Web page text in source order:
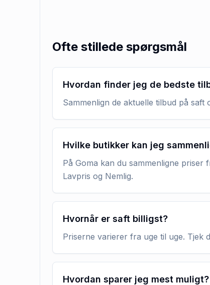
Ofte stillede spørgsmål
Hvordan finder jeg de bedste
Sammenlign de aktuelle tilbud på
Hvilke butikker kan jeg
På Goma kan du sammenligne
Lavpris og Nemlig.
Hvornår er saft billigst?
Priserne varierer fra uge til uge.
Hvordan sparer jeg mest muligt?